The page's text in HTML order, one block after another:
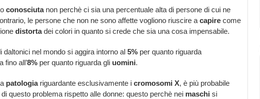
conosciutanon perchè ci sia una percentuale alta di persone di cui ne
le persone che non ne sono affette vogliono riuscire a capirecome
distortadei colori in quanto si crede che sia una cosa impensabile.
daltonici nel mondo si aggira intorno al 5%per quanto riguarda
fino all’8%per quanto riguarda gli uomini.
patologiariguardante esclusivamente i cromosomi X, è più probabile
questo problema rispetto alle donne: questo perchè nei maschi si